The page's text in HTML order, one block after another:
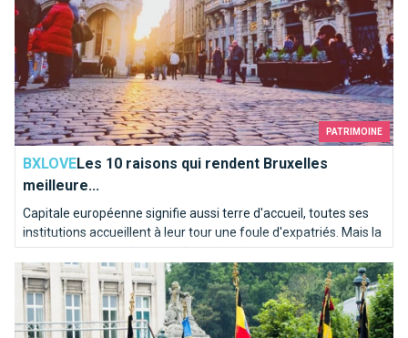
PATRIMOINE
BXLOVELes 10 raisons qui rendent Bruxelles
meilleure...
Capitale européenne signifie aussi terre d'accueil, toutes ses
institutions accueillent à leur tour une foule d'expatriés. Mais la
question se pose : Pourquoi Bruxelles ?
Comment bien fêter la fête nationale?